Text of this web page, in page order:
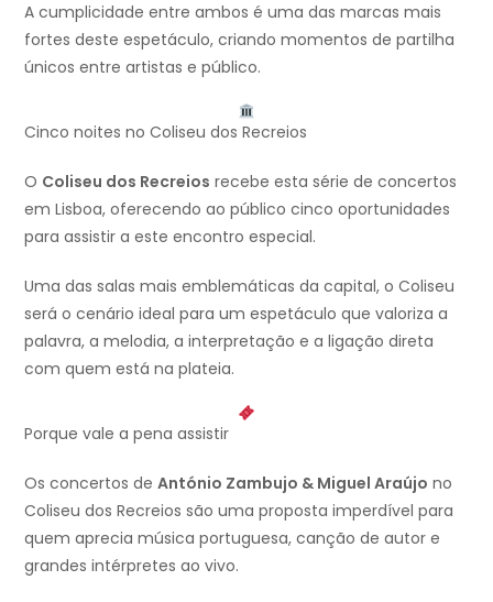
A cumplicidade entre ambos é uma das marcas mais
fortes deste espetáculo, criando momentos de partilha
únicos entre artistas e público.
Cinco noites no Coliseu dos Recreios
O Coliseu dos Recreios recebe esta série de concertos
em Lisboa, oferecendo ao público cinco oportunidades
para assistir a este encontro especial.
Uma das salas mais emblemáticas da capital, o Coliseu
será o cenário ideal para um espetáculo que valoriza a
palavra, a melodia, a interpretação e a ligação direta
com quem está na plateia.
Porque vale a pena assistir
Os concertos de António Zambujo & Miguel Araújo no
Coliseu dos Recreios são uma proposta imperdível para
quem aprecia música portuguesa, canção de autor e
grandes intérpretes ao vivo.